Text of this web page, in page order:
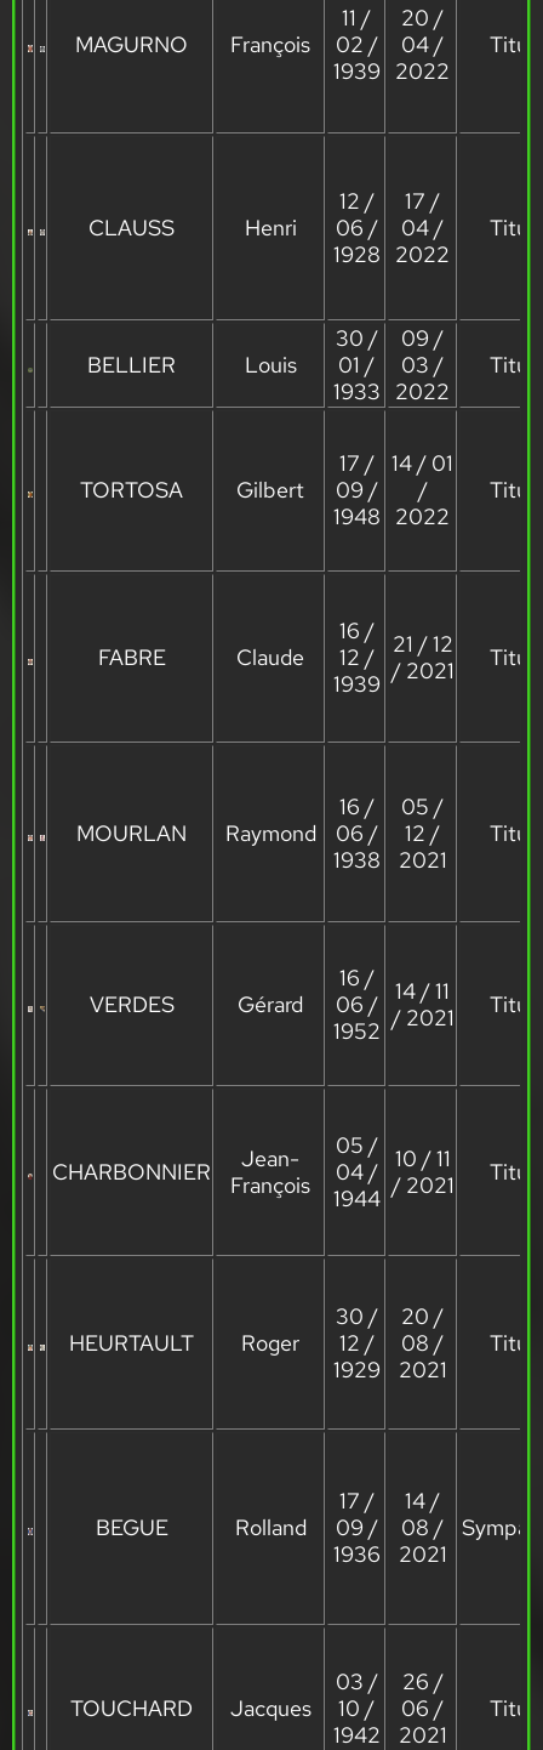
MAGURNO François
11 /
02 /
1939
20 /
04 /
2022
CLAUSS Henri
12 /
06 /
1928
17 /
04 /
2022
BELLIER Louis
30 /
01 /
1933
09 /
03 /
2022
TORTOSA Gilbert
17 /
09 /
1948
14 / 01
/
2022
FABRE Claude
16 /
12 /
1939
21 / 12
/ 2021
MOURLAN Raymond
16 /
06 /
1938
05 /
12 /
2021
VERDES Gérard
16 /
06 /
1952
14 / 11
/ 2021
CHARBONNIER
Jean-
François
05 /
04 /
1944
10 / 11
/ 2021
HEURTAULT Roger
30 /
12 /
1929
20 /
08 /
2021
BEGUE Rolland
17 /
09 /
1936
14 /
08 /
2021
TOUCHARD Jacques
03 /
10 /
1942
26 /
06 /
2021